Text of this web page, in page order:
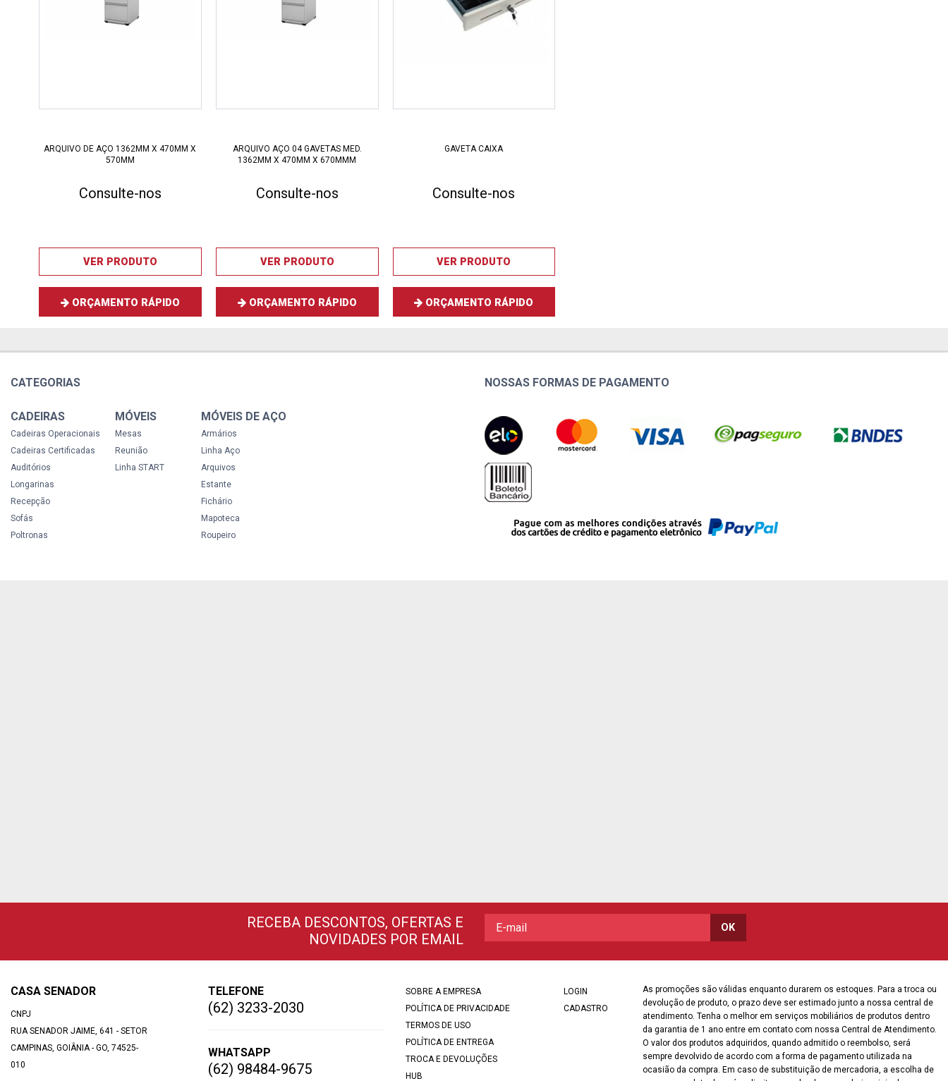
ARQUIVO DE AÇO 1362MM X 470MM X
570MM
Consulte-nos
VER PRODUTO
ORÇAMENTO RÁPIDO
ARQUIVO AÇO 04 GAVETAS MED.
1362MM X 470MM X 670MMM
Consulte-nos
VER PRODUTO
ORÇAMENTO RÁPIDO
GAVETA CAIXA
Consulte-nos
VER PRODUTO
ORÇAMENTO RÁPIDO
CATEGORIAS
CADEIRAS
Cadeiras Operacionais
Cadeiras Certificadas
Auditórios
Longarinas
Recepção
Sofás
Poltronas
MÓVEIS
Mesas
Reunião
Linha START
MÓVEIS DE AÇO
Armários
Linha Aço
Arquivos
Estante
Fichário
Mapoteca
Roupeiro
NOSSAS FORMAS DE PAGAMENTO
RECEBA DESCONTOS, OFERTAS E
NOVIDADES POR EMAIL
CASA SENADOR
CNPJ
RUA SENADOR JAIME, 641 - SETOR
CAMPINAS, GOIÂNIA - GO, 74525-
010
TELEFONE
(62) 3233-2030
WHATSAPP
(62) 98484-9675
SOBRE A EMPRESA
POLÍTICA DE PRIVACIDADE
TERMOS DE USO
POLÍTICA DE ENTREGA
TROCA E DEVOLUÇÕES
HUB
LOGIN
CADASTRO
As promoções são válidas enquanto durarem os estoques. Para a troca ou
devolução de produto, o prazo deve ser estimado junto a nossa central de
atendimento. Tenha o melhor em serviços mobiliários de produtos dentro
da garantia de 1 ano entre em contato com nossa Central de Atendimento.
O valor dos produtos adquiridos, quando admitido o reembolso, será
sempre devolvido de acordo com a forma de pagamento utilizada na
ocasião da compra. Em caso de substituição de mercadoria, a escolha de